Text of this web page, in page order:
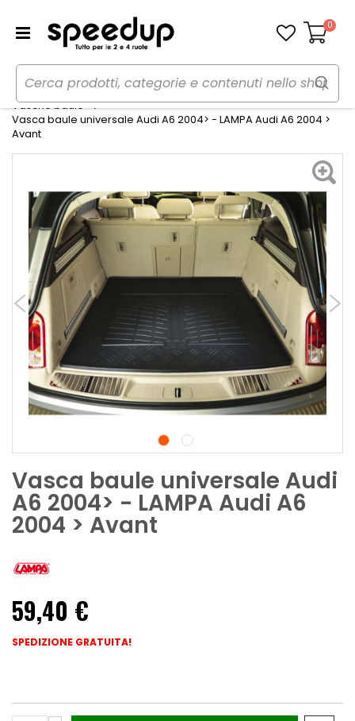
Carrello
0
Home Auto
Accessori interni e comfort
Vasche baule
Vasca baule universale Audi A6 2004> - LAMPA Audi A6 2004 >
Avant
Vasca baule universale Audi
A6 2004> - LAMPA Audi A6
2004 > Avant
59,40 €
SPEDIZIONE GRATUITA!